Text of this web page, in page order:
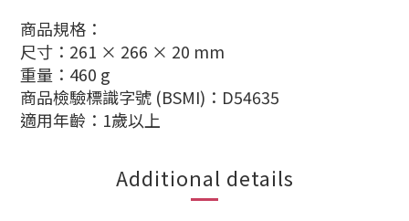
商品規格：
尺寸：261 × 266 × 20 mm
重量：460 g
商品檢驗標識字號 (BSMI)：D54635
適用年齡：1歲以上
Additional details